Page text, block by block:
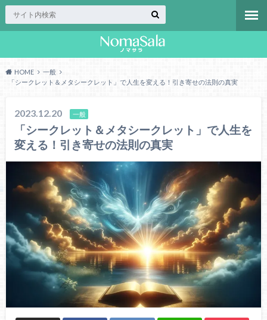
HOME
一般
「シークレット＆メタシークレット」で人生を変える！引き寄せの法則の真実
2023.12.20 一般
「シークレット＆メタシークレット」で人生を
変える！引き寄せの法則の真実